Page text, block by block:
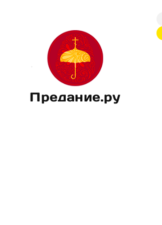
Предание.ру